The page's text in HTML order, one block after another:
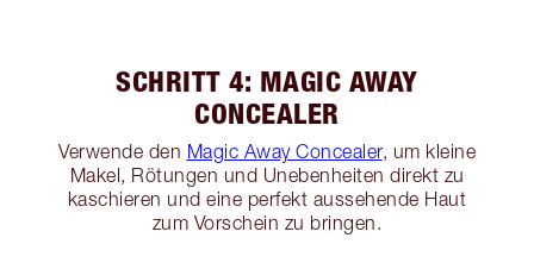
SCHRITT 4: MAGIC AWAY
CONCEALER
Verwende den Magic Away Concealer, um kleine
Makel, Rötungen und Unebenheiten direkt zu
kaschieren und eine perfekt aussehende Haut
zum Vorschein zu bringen.